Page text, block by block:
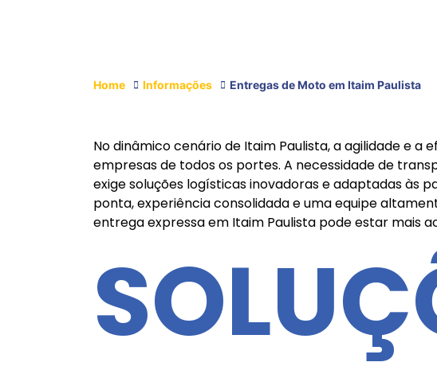
Home Informações Entregas de Moto em Itaim Paulista
No dinâmico cenário de Itaim Paulista, a agilidade e
empresas de todos os portes. A necessidade de
exige soluções logísticas inovadoras e adaptadas às
ponta, experiência consolidada e uma equipe
entrega expressa em Itaim Paulista pode estar mais